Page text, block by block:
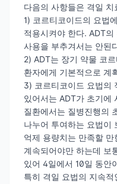
다음의 사항들은 격일
1) 코르티코이드의 요법
적용시켜야 한다. ADT
사용을 부추겨서는 안된
2) ADT는 장기 약물 코
환자에게 기본적으로 계
3) 코르티코이드 요법의
있어서는 ADT가 초기에
질환에서는 질병진행의
나누어 투여하는 요법이
억제 용량치는 만족할
계속되어야만 하는데 보
있어 4일에서 10일 동안
특히 격일 요법의 지속